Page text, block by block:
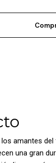
amantes
una gran